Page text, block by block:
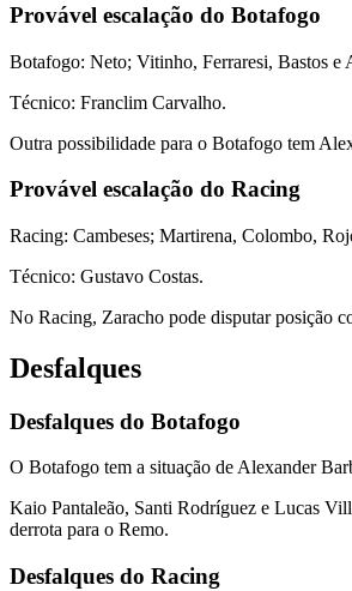
Provável escalação do Botafogo
Botafogo: Neto; Vitinho, Ferraresi, Bastos
Técnico: Franclim Carvalho.
Outra possibilidade para o Botafogo tem
Provável escalação do Racing
Racing: Cambeses; Martirena, Colombo,
Técnico: Gustavo Costas.
No Racing, Zaracho pode disputar posição
Desfalques
Desfalques do Botafogo
O Botafogo tem a situação de Alexander
Kaio Pantaleão, Santi Rodríguez e Lucas
derrota para o Remo.
Desfalques do Racing